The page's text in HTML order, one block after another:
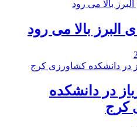
البرز بالا می رود
در دانشکده
کرج